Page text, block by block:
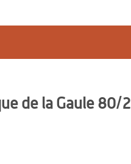
de la Gaule 80/2